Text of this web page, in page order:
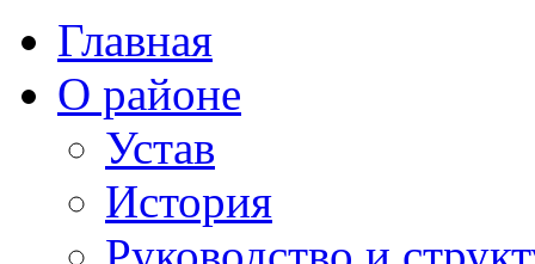
Главная
О районе
Устав
История